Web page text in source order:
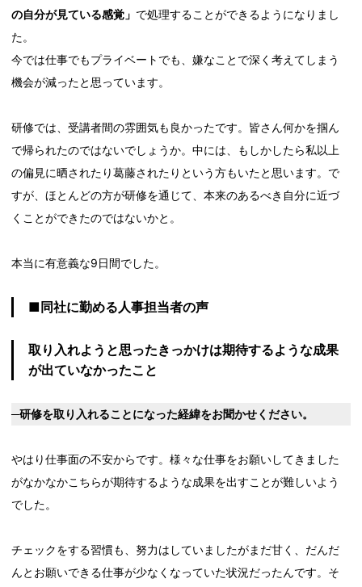
の自分が見ている感覚」 で処理することができるようになりまし
た。
今では仕事でもプライベートでも、嫌なことで深く考えてしまう
機会が減ったと思っています。
研修では、受講者間の雰囲気も良かったです。皆さん何かを掴ん
で帰られたのではないでしょうか。中には、もしかしたら私以上
の偏見に晒されたり葛藤されたりという方もいたと思います。で
すが、ほとんどの方が研修を通じて、本来のあるべき自分に近づ
くことができたのではないかと。
本当に有意義な9日間でした。
■同社に勤める人事担当者の声
取り入れようと思ったきっかけは期待するような成果
が出ていなかったこと
─研修を取り入れることになった経緯をお聞かせください。
やはり仕事面の不安からです。様々な仕事をお願いしてきました
がなかなかこちらが期待するような成果を出すことが難しいよう
でした。
チェックをする習慣も、努力はしていましたがまだ甘く、だんだ
んとお願いできる仕事が少なくなっていた状況だったんです。そ